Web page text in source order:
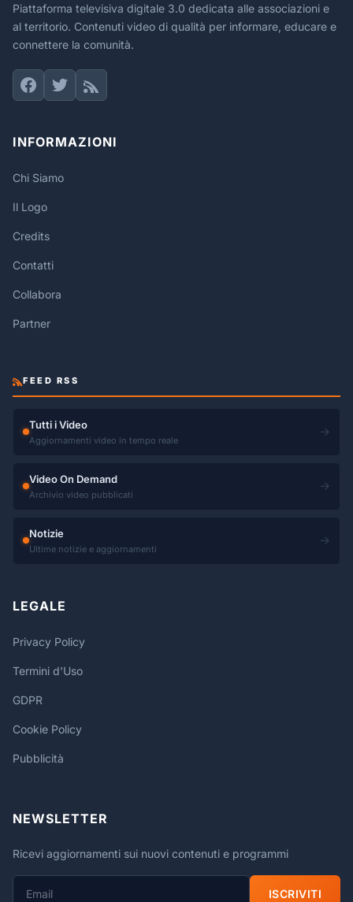
Piattaforma televisiva digitale 3.0 dedicata alle associazioni e
al territorio. Contenuti video di qualità per informare, educare e
connettere la comunità.
INFORMAZIONI
Chi Siamo
Il Logo
Credits
Contatti
Collabora
Partner
FEED RSS
Tutti i Video
Aggiornamenti video in tempo reale
→
Video On Demand
Archivio video pubblicati
→
Notizie
Ultime notizie e aggiornamenti
→
LEGALE
Privacy Policy
Termini d'Uso
GDPR
Cookie Policy
Pubblicità
NEWSLETTER
Ricevi aggiornamenti sui nuovi contenuti e programmi
ISCRIVITI